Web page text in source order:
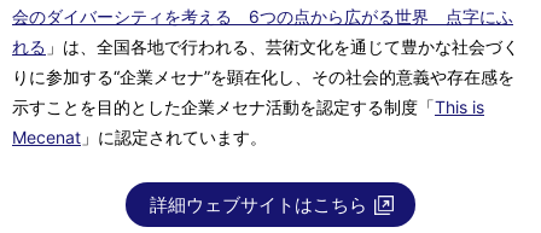
会のダイバーシティを考える 6つの点から広がる世界 点字にふ
れる 」は、全国各地で行われる、芸術文化を通じて豊かな社会づく
りに参加する“企業メセナ”を顕在化し、その社会的意義や存在感を
示すことを目的とした企業メセナ活動を認定する制度「This is
Mecenat 」に認定されています。
詳細ウェブサイトはこちら